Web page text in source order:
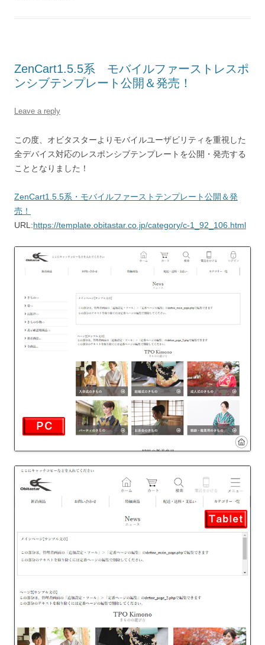
ZenCart1.5.5系 モバイルファーストレスポ
ンシブテンプレート公開＆発売！
Leave a reply
この度、オビタスターよりモバイルユーザビリティを重視した
全デバイス対応のレスポンシブテンプレートを公開・発売する
こととなりました！
ZenCart1.5.5系・モバイルファーストテンプレート公開＆発
売！
URL:https://template.obitastar.co.jp/category/c-1_92_106.html